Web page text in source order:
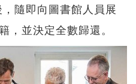
隨即向圖書館人員展
，並決定全數歸還。